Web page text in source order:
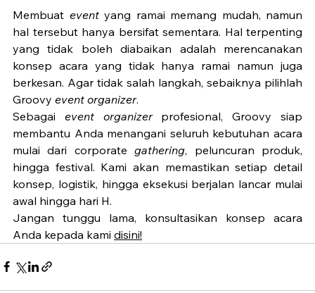
Membuat event yang ramai memang mudah, namun
hal tersebut hanya bersifat sementara. Hal terpenting
yang tidak boleh diabaikan adalah merencanakan
konsep acara yang tidak hanya ramai namun juga
berkesan. Agar tidak salah langkah, sebaiknya pilihlah
Groovy event organizer.
Sebagai event organizer profesional, Groovy siap
membantu Anda menangani seluruh kebutuhan acara
mulai dari corporate gathering, peluncuran produk,
hingga festival. Kami akan memastikan setiap detail
konsep, logistik, hingga eksekusi berjalan lancar mulai
awal hingga hari H.
Jangan tunggu lama, konsultasikan konsep acara
Anda kepada kami disini!